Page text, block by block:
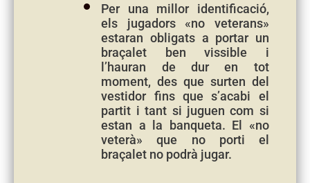
Per una millor identificació,
els jugadors «no veterans»
estaran obligats a portar un
braçalet ben vissible i
l’hauran de dur en tot
moment, des que surten del
vestidor fins que s’acabi el
partit i tant si juguen com si
estan a la banqueta. El «no
veterà» que no porti el
braçalet no podrà jugar.